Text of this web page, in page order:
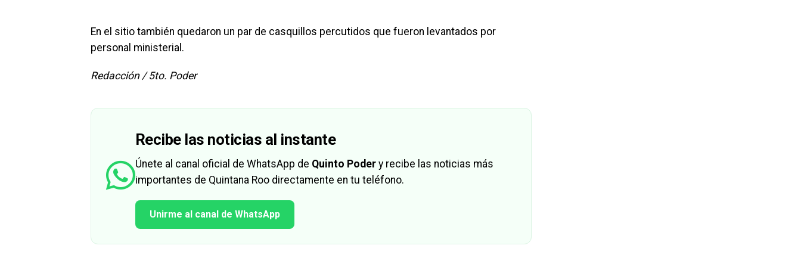
En el sitio también quedaron un par de casquillos percutidos que fueron levantados por
personal ministerial.
Redacción / 5to. Poder
Recibe las noticias al instante
Únete al canal oficial de WhatsApp de Quinto Poder y recibe las noticias más
importantes de Quintana Roo directamente en tu teléfono.
Unirme al canal de WhatsApp